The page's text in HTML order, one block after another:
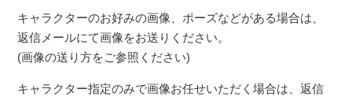
キャラクターのお好みの画像、ポーズなどがある場合は、
返信メールにて画像をお送りください。
(画像の送り方をご参照ください)
キャラクター指定のみで画像お任せいただく場合は、返信